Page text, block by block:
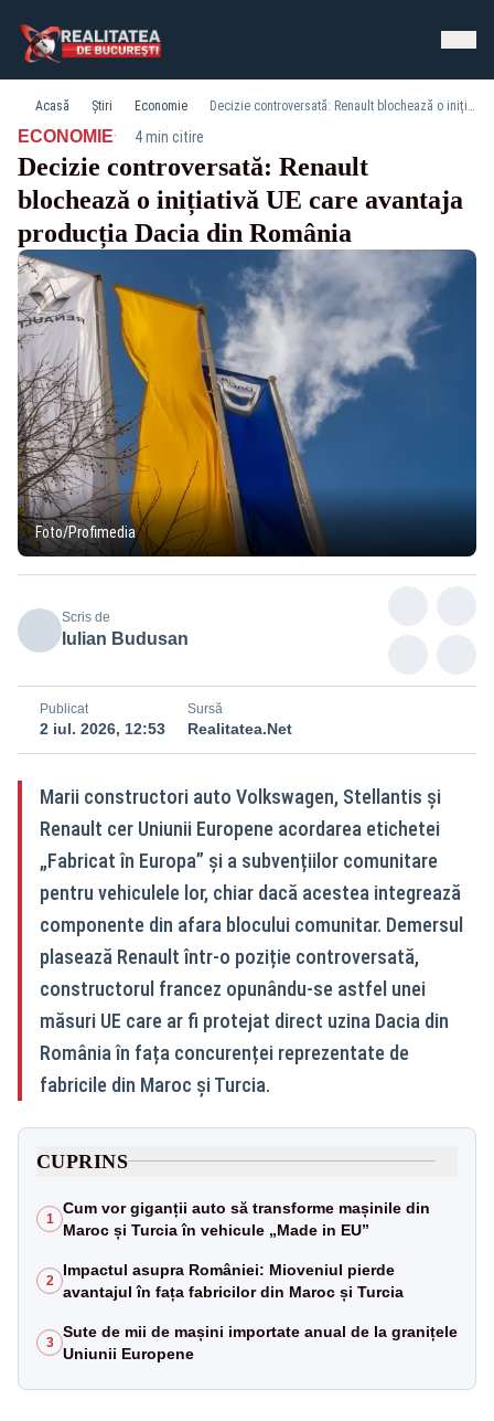
Acasă Știri Economie Decizie controversată: Renault blochează o inițiativă UE care avantaja producția Dacia din România
ECONOMIE· 4 min citire
Decizie controversată: Renault
blochează o inițiativă UE care avantaja
producția Dacia din România
Foto/Profimedia
Scris de
Iulian Budusan
Publicat
2 iul. 2026, 12:53
Sursă
Realitatea.Net
Marii constructori auto Volkswagen, Stellantis și
Renault cer Uniunii Europene acordarea etichetei
„Fabricat în Europa” și a subvențiilor comunitare
pentru vehiculele lor, chiar dacă acestea integrează
componente din afara blocului comunitar. Demersul
plasează Renault într-o poziție controversată,
constructorul francez opunându-se astfel unei
măsuri UE care ar fi protejat direct uzina Dacia din
România în fața concurenței reprezentate de
fabricile din Maroc și Turcia.
CUPRINS
1
Cum vor giganții auto să transforme mașinile din
Maroc și Turcia în vehicule „Made in EU”
2
Impactul asupra României: Mioveniul pierde
avantajul în fața fabricilor din Maroc și Turcia
3
Sute de mii de mașini importate anual de la granițele
Uniunii Europene